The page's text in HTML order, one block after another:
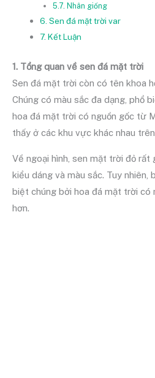
5.7. Nhân giống
6. Sen đá mặt trời var
7. Kết Luận
1. Tổng quan về sen đá mặt trời
Sen đá mặt trời còn có tên khoa
Chúng có màu sắc đa dạng, phổ
hoa đá mặt trời có nguồn gốc từ
thấy ở các khu vực khác nhau
Về ngoại hình, sen mặt trời đỏ rất
kiểu dáng và màu sắc. Tuy nhiên,
biệt chúng bởi hoa đá mặt trời có
hơn.